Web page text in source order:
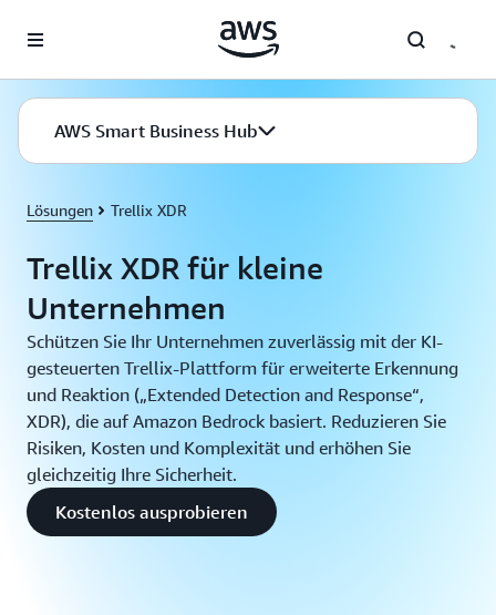
Überspringen zum Hauptinhalt
AWS Smart Business Hub
Lösungen Trellix XDR
Trellix XDR für kleine
Unternehmen
Schützen Sie Ihr Unternehmen zuverlässig mit der KI-
gesteuerten Trellix-Plattform für erweiterte Erkennung
und Reaktion („Extended Detection and Response“,
XDR), die auf Amazon Bedrock basiert. Reduzieren Sie
Risiken, Kosten und Komplexität und erhöhen Sie
gleichzeitig Ihre Sicherheit.
Kostenlos ausprobieren